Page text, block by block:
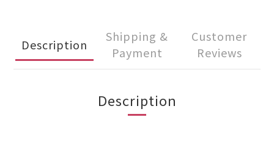
Description
Shipping &
Payment
Customer
Reviews
Description